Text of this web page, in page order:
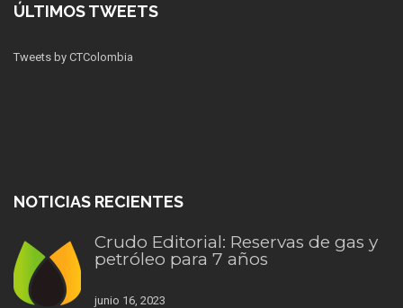
ÚLTIMOS TWEETS
Tweets by CTColombia
NOTICIAS RECIENTES
Crudo Editorial: Reservas de gas y
petróleo para 7 años
junio 16, 2023